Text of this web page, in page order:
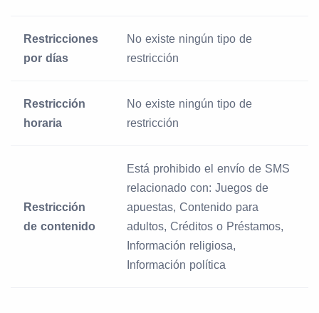
Restricciones
por días
No existe ningún tipo de
restricción
Restricción
horaria
No existe ningún tipo de
restricción
Restricción
de contenido
Está prohibido el envío de SMS
relacionado con: Juegos de
apuestas, Contenido para
adultos, Créditos o Préstamos,
Información religiosa,
Información política